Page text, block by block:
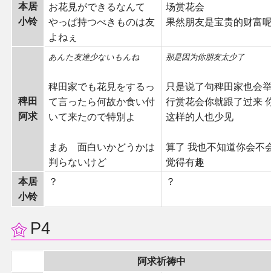
本居
小铃
お花見ができるなんて
やっぱ持つべきものは友
よねぇ
场赏花会
果然朋友是宝贵的财富
稗田
阿求
あんた友達少ないもんね
稗田家でも花見をするっ
て言ったら何故か食い付
いて来たので特別よ
まあ 面白いかどうかは
判らないけど
那是因为你朋友太少了
只是说了句稗田家也会
行赏花会你就跟了过来
这样的人也少见
算了 我也不知道你会不
觉得有趣
本居
小铃
？ ？
P4
阿求祈祷中
同人志分类
同人专辑分类
同人角色列表
同人视频列表
其他形式同人
THB相关项目
THB策划